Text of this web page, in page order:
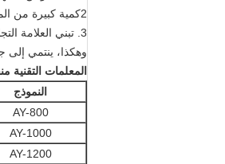
2كمية كبيرة من المعالجة، وجزء الاتصال من المواد الخام مصنوعة من الفولاذ المقاوم للصدأ 304، 316L، والتي هي جميلة في الشكل.
3. تبني
وهكذا، ينتمي إلى
المعلمات التقنية من
النموذج
AY-800
AY-1000
AY-1200